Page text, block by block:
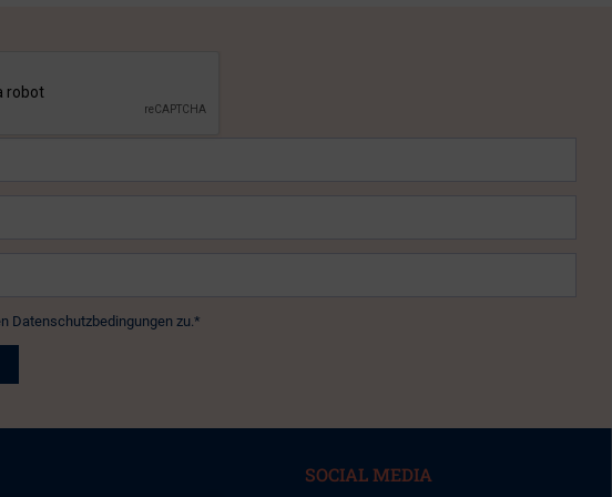
Datenschutzbedingungen zu.*
SOCIAL MEDIA